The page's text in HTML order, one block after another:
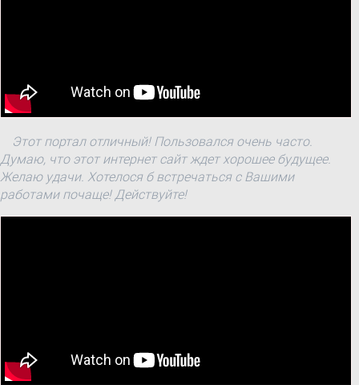
Этот портал отличный! Пользовался очень часто.
Думаю, что этот интернет сайт ждет хорошее будущее.
Желаю удачи. Хотелося б встречаться с Вашими
работами почаще! Действуйте!